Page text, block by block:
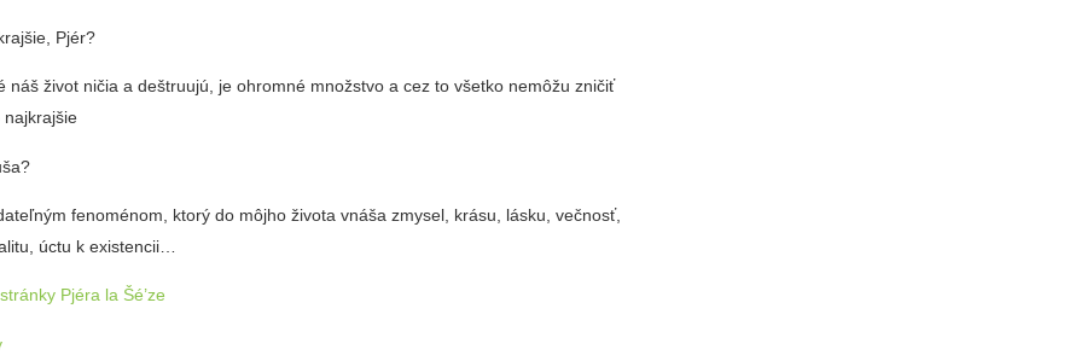
Pjér?
náš život ničia a deštruujú, je ohromné množstvo a cez to všetko nemôžu zničiť
fenoménom, ktorý do môjho života vnáša zmysel, krásu, lásku, večnosť,
úctu k existencii…
Pjéra la Šé’ze